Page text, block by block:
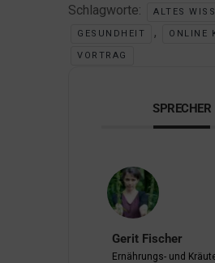
Schlagworte: ALTES
GESUNDHEIT , ONLINE
VORTRAG
SPRECHER
Gerit Fischer
Ernährungs- und